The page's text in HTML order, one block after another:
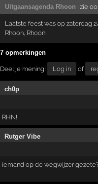
Uitgaansagenda Rhoon · zie
Laatste feest was op zaterdag
Rhoon, Rhoon
7 opmerkingen
Deel je mening! Log in of
ch0p
RHN!
Rutger Vibe
iemand op de wegwijzer